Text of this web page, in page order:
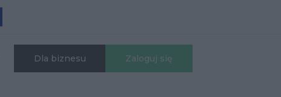
Dla biznesu Zaloguj się